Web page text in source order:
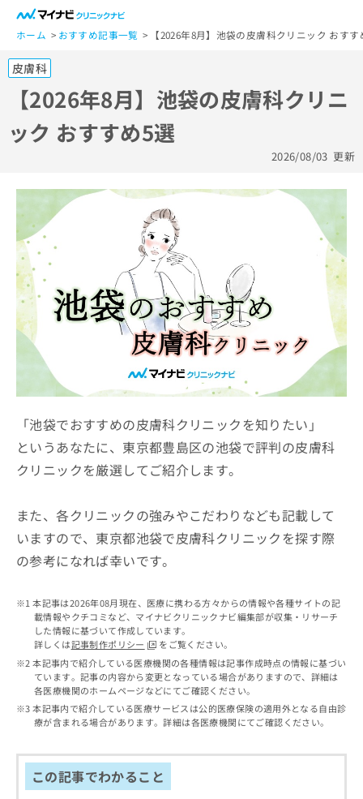
ホーム おすすめ記事一覧 【2026年8月】池袋の皮膚科クリニック おすす
皮膚科
【2026年8月】池袋の皮膚科クリニ
ック おすすめ5選
2026/08/03 更新
「池袋でおすすめの皮膚科クリニックを知りたい」
というあなたに、東京都豊島区の池袋で評判の皮膚科
クリニックを厳選してご紹介します。
また、各クリニックの強みやこだわりなども記載して
いますので、東京都池袋で皮膚科クリニックを探す際
の参考になれば幸いです。
本記事は2026年08月現在、医療に携わる方々からの情報や各種サイトの記
載情報やクチコミなど、マイナビクリニックナビ編集部が収集・リサーチ
した情報に基づいて作成しています。
詳しくは記事制作ポリシー
をご覧ください。
本記事内で紹介している医療機関の各種情報は記事作成時点の情報に基づい
ています。記事の内容から変更となっている場合がありますので、詳細は
各医療機関のホームページなどにてご確認ください。
本記事内で紹介している医療サービスは公的医療保険の適用外となる自由診
療が含まれる場合があります。詳細は各医療機関にてご確認ください。
この記事でわかること
一
般
ー
ザ
ー
の
方
ら
マ
イ
ナ
ビ
ク
リ
ビ
関
す
問
い
わ
は
こち
らは
マイ
ナビ
クナ
ビサ
イト
医
療
関
係
者
の
ら
広
稿
の
お
問
合
こ
料
広
告
理
店
方
こ
告
出
の
お